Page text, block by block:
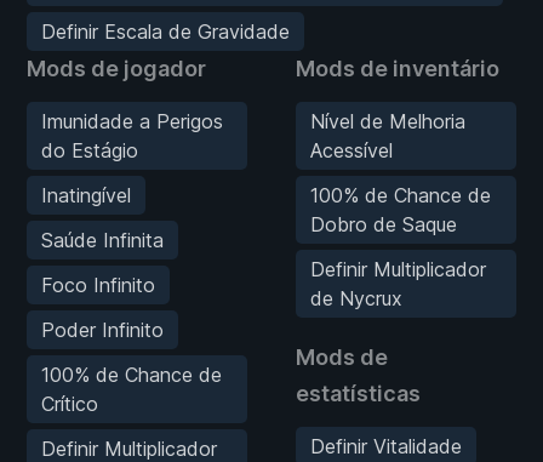
Definir Escala de Gravidade
Mods de jogador
Imunidade a Perigos
do Estágio
Inatingível
Saúde Infinita
Foco Infinito
Poder Infinito
100% de Chance de
Crítico
Definir Multiplicador
Mods de inventário
Nível de Melhoria
Acessível
100% de Chance de
Dobro de Saque
Definir Multiplicador
de Nycrux
Mods de
estatísticas
Definir Vitalidade